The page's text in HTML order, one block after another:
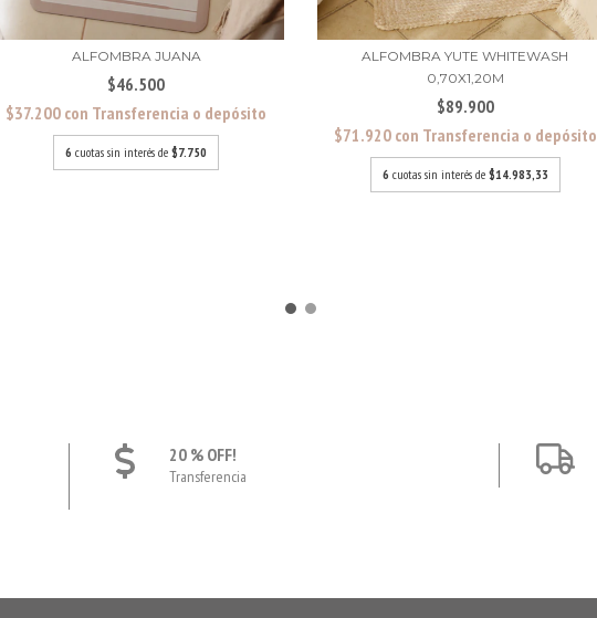
ALFOMBRA JUANA
$46.500
$37.200 con Transferencia o depósito
6 cuotas sin interés de$7.750
ALFOMBRA YUTE WHITEWASH
0,70X1,20M
$89.900
$71.920 con Transferencia o depósito
6 cuotas sin interés de $14.983,33
20 % OFF!
Transferencia